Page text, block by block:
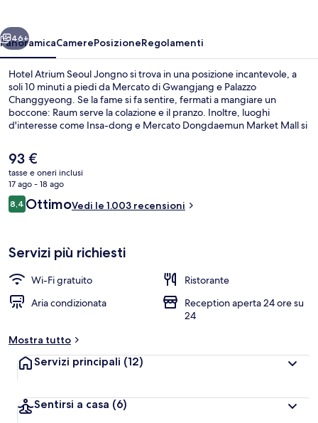
Avanti
46+
PanoramicaCamerePosizioneRegolamenti
Hotel Atrium Seoul Jongno si trova in una posizione incantevole, a
soli 10 minuti a piedi da Mercato di Gwangjang e Palazzo
Changgyeong. Se la fame si fa sentire, fermati a mangiare un
boccone: Raum serve la colazione e il pranzo. Inoltre, luoghi
d'interesse come Insa-dong e Mercato Dongdaemun Market Mall si
per le attrazioni nei dintorni e per la vicinanza ai mezzi pubblici:
Stazione di Jongno 5-ga si trova a 4 min e Stazione di Euljiro 4-ga a 8
min.
Il
prezzo
attuale
è
93 €
93 €
tasse e oneri inclusi
17 ago - 18 ago
Recensioni
8,48,4 su 10
OttimoVedi le 1.003 recensioni
Servizi più richiesti
Wi-Fi gratuito
Ristorante
Aria condizionata
Reception aperta 24 ore su
24
Mostra tutto
Servizi principali (12)
Sentirsi a casa (6)